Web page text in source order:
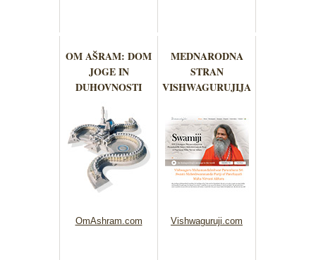
OM AŠRAM: DOM
JOGE IN
DUHOVNOSTI
OmAshram.com
MEDNARODNA
STRAN
VISHWAGURUJIJA
Vishwaguruji.com